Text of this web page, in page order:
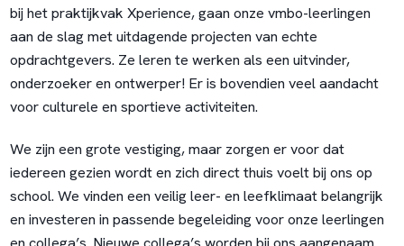
bij het praktijkvak Xperience, gaan onze vmbo-leerlingen
aan de slag met uitdagende projecten van echte
opdrachtgevers. Ze leren te werken als een uitvinder,
onderzoeker en ontwerper! Er is bovendien veel aandacht
voor culturele en sportieve activiteiten.
We zijn een grote vestiging, maar zorgen er voor dat
iedereen gezien wordt en zich direct thuis voelt bij ons op
school. We vinden een veilig leer- en leefklimaat belangrijk
en investeren in passende begeleiding voor onze leerlingen